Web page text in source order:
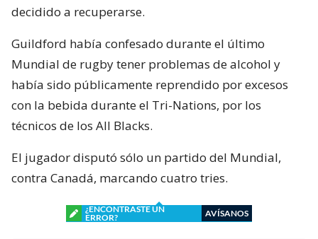
decidido a recuperarse.
Guildford había confesado durante el último
Mundial de rugby tener problemas de alcohol y
había sido públicamente reprendido por excesos
con la bebida durante el Tri-Nations, por los
técnicos de los All Blacks.
El jugador disputó sólo un partido del Mundial,
contra Canadá, marcando cuatro tries.
¿ENCONTRASTE UN
ERROR?
AVÍSANOS